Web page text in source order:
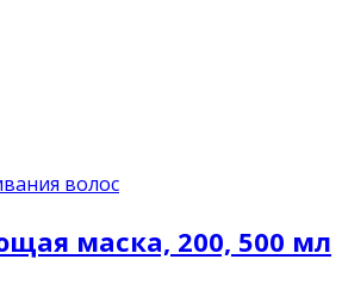
волос
маска, 200, 500 мл